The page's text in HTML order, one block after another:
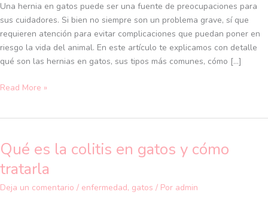
Una hernia en gatos puede ser una fuente de preocupaciones para
sus cuidadores. Si bien no siempre son un problema grave, sí que
requieren atención para evitar complicaciones que puedan poner en
riesgo la vida del animal. En este artículo te explicamos con detalle
qué son las hernias en gatos, sus tipos más comunes, cómo […]
y
qué
pasos
seguir
Read More »
Qué es la colitis en gatos y cómo
tratarla
Deja un comentario / enfermedad, gatos / Por admin
Qué
la
colitis